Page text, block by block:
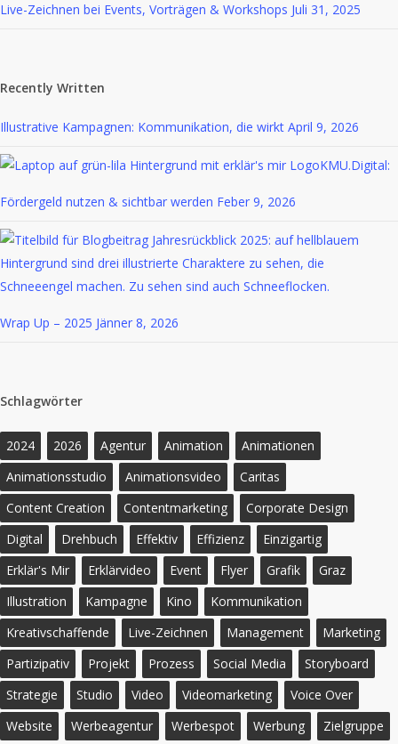
Live-Zeichnen bei Events, Vorträgen & Workshops Juli 31, 2025
Recently Written
Illustrative Kampagnen: Kommunikation, die wirkt April 9, 2026
KMU.Digital:
Fördergeld nutzen & sichtbar werden Feber 9, 2026
Wrap Up – 2025 Jänner 8, 2026
Schlagwörter
2024 2026 Agentur Animation
Animationen
Animationsstudio
Animationsvideo
Caritas
Content Creation
Contentmarketing
Corporate Design
Digital
Drehbuch Effektiv Effizienz
Einzigartig
Erklär's Mir
Erklärvideo Event Flyer Grafik
Graz
Illustration
Kampagne Kino
Kommunikation
Kreativschaffende
Live-Zeichnen Management
Marketing
Partizipativ
Projekt Prozess Social Media
Storyboard
Strategie
Studio Video Videomarketing
Voice Over
Website
Werbeagentur Werbespot Werbung Zielgruppe